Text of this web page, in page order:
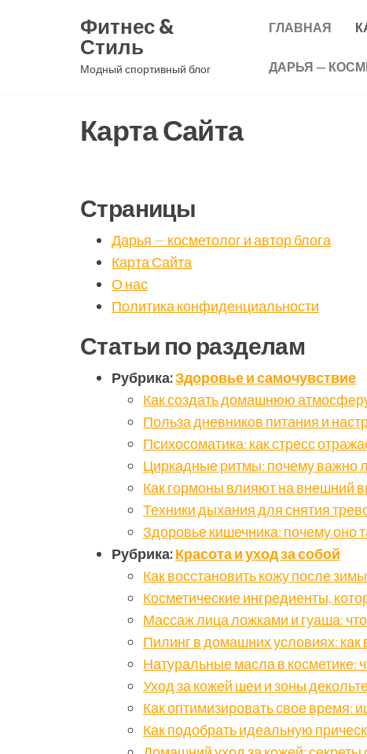
содержимому
Фитнес &
Стиль
Модный спортивный блог
ГЛАВНАЯ
ДАРЬЯ —
Карта Сайта
Страницы
Дарья — косметолог и автор блога
Карта Сайта
О нас
Политика конфиденциальности
Статьи по разделам
Рубрика:Здоровье и самочувствие
Как создать домашнюю
Польза дневников питания и
Психосоматика: как стресс
Циркадные ритмы: почему важно
Как гормоны влияют на внешний
Техники дыхания для снятия
Здоровье кишечника: почему оно
Рубрика:Красота и уход за собой
Как восстановить кожу после
Косметические ингредиенты,
Массаж лица ложками и гуаша:
Пилинг в домашних условиях: как
Натуральные масла в косметике:
Уход за кожей шеи и зоны
Как оптимизировать свое время:
Как подобрать идеальную